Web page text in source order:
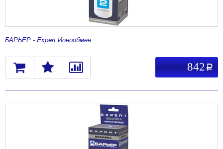
842 a
БАРЬЕР - Expert Ионообмен